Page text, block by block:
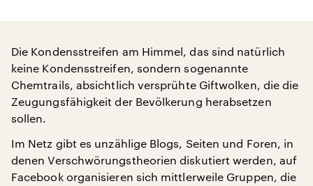
Die Kondensstreifen am Himmel, das sind natürlich
keine Kondensstreifen, sondern sogenannte
Chemtrails, absichtlich versprühte Giftwolken, die die
Zeugungsfähigkeit der Bevölkerung herabsetzen
sollen.
Im Netz gibt es unzählige Blogs, Seiten und Foren, in
denen Verschwörungstheorien diskutiert werden, auf
Facebook organisieren sich mittlerweile Gruppen, die